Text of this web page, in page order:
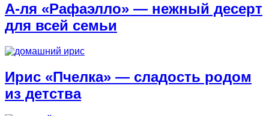
А-ля «Рафаэлло» — нежный десерт
для всей семьи
Ирис «Пчелка» — сладость родом
из детства